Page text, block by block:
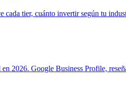
cada tier, cuánto invertir según tu
2026. Google Business Profile,